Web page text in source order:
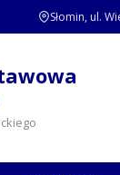
Słomin, ul.